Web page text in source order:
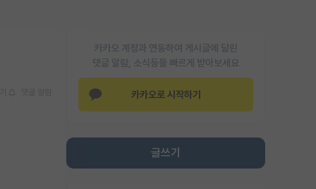
카카오 계정과 연동하여 게시글에 달린
댓글 알람, 소식등을 빠르게 받아보세요
카카오로 시작하기
글쓰기